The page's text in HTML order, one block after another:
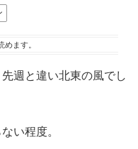
めます。
週と違い北東の風でし
い程度。